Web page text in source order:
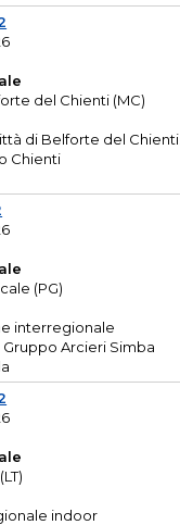
del Chienti (MC)
di Belforte del Chienti.
Chienti
(PG)
interregionale
Gruppo Arcieri Simba
indoor